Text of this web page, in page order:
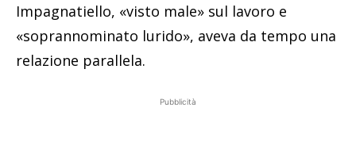
Impagnatiello, «visto male» sul lavoro e
«soprannominato lurido», aveva da tempo una
relazione parallela.
Pubblicità